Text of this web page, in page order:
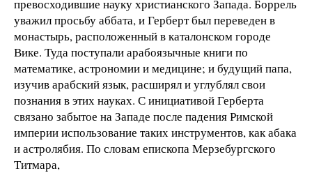
превосходившие науку христианского Запада. Боррель
уважил просьбу аббата, и Герберт был переведен в
монастырь, расположенный в каталонском городе
Вике. Туда поступали арабоязычные книги по
математике, астрономии и медицине; и будущий папа,
изучив арабский язык, расширял и углублял свои
познания в этих науках. С инициативой Герберта
связано забытое на Западе после падения Римской
империи использование таких инструментов, как абака
и астролябия. По словам епископа Мерзебургского
Титмара,